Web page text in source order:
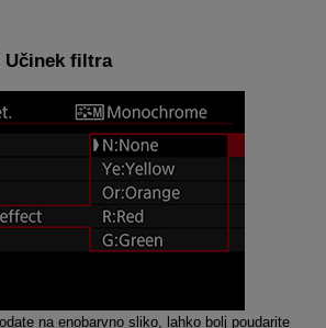
Učinek filtra
na enobarvno sliko, lahko bolj poudarite